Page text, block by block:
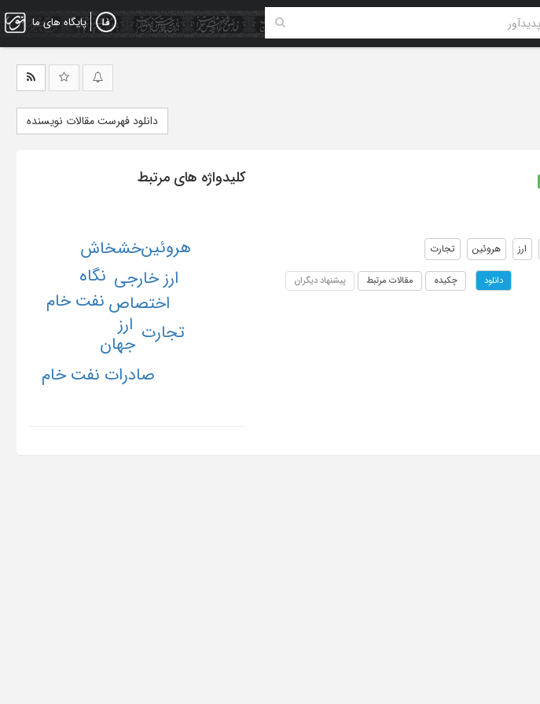
پایگاه های ما
دانلود فهرست مقالات نویسنده
ارز هروئین تجارت
دانلود چکیده مقالات مرتبط پیشنهاد دیگران
کلیدواژه های مرتبط
اختصاص
ارز
ارز خارجی
تجارت جهان
خشخاش
صادرات نفت خام
نفت خام
نگاه
هروئین